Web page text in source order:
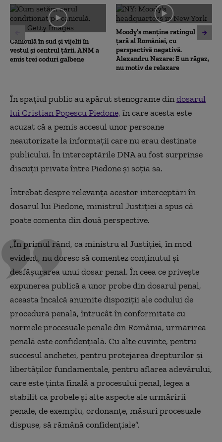
0
seconds
Caniculă în sud și vijelii în
vestul și centrul țării. ANM a
emis trei coduri galbene
Moody's menține ratingul de
țară al României, cu
perspectivă negativă.
Alexandru Nazare: E un răgaz,
nu motiv de relaxare
În spațiul public au apărut stenograme dindosarul
lui Cristian Popescu Piedone, în care acesta este
acuzat că a pemis accesul unor persoane
neautorizate la informaţii care nu erau destinate
publicului. În interceptările DNA au fost surprinse
discuții private între Piedone și soția sa.
Întrebat despre relevanța acestor interceptări în
dosarul lui Piedone, ministrul Justiției a spus că
poate comenta din două perspective.
„În primul rând, ca ministru al Justiției, în mod
evident, nu doresc să comentez conținutul și
desfășurarea unui dosar penal. În ceea ce privește
expunerea publică a unor probe din dosarul penal,
aceasta încalcă anumite dispoziții ale codului de
procedură penală, întrucât în conformitate cu
normele procesuale penale din România, urmărirea
penală este confidențială. Cu alte cuvinte, pentru
succesul anchetei, pentru protejarea drepturilor și
libertăților fundamentale, pentru aflarea adevărului,
care este ținta finală a procesului penal, legea a
stabilit ca probele și alte aspecte ale urmăririi
penale, de exemplu, ordonanțe, măsuri procesuale
dispuse, să rămână confidențiale”.